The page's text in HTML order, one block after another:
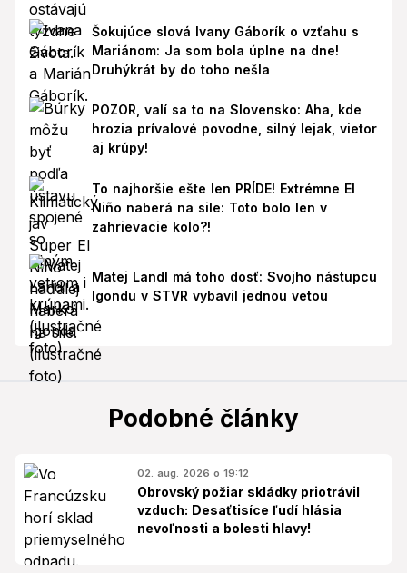
Šokujúce slová Ivany Gáborík o vzťahu s
Mariánom: Ja som bola úplne na dne!
Druhýkrát by do toho nešla
POZOR, valí sa to na Slovensko: Aha, kde
hrozia prívalové povodne, silný lejak, vietor
aj krúpy!
To najhoršie ešte len PRÍDE! Extrémne El
Niño naberá na sile: Toto bolo len v
zahrievacie kolo?!
Matej Landl má toho dosť: Svojho nástupcu
Igondu v STVR vybavil jednou vetou
Podobné články
02. aug. 2026 o 19:12
Obrovský požiar skládky priotrávil
vzduch: Desaťtisíce ľudí hlásia
nevoľnosti a bolesti hlavy!